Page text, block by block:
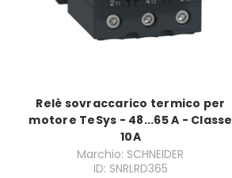
Relè sovraccarico termico per
motore TeSys - 48...65 A - Classe
10A
Marchio: SCHNEIDER
ID: SNRLRD365